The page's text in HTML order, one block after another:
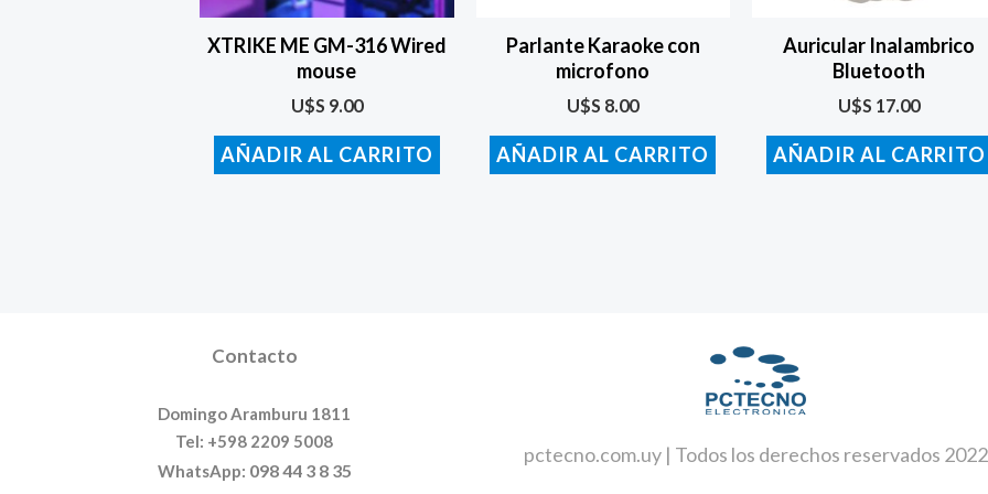
XTRIKE ME GM-316 Wired
mouse
U$S 9.00
AÑADIR AL CARRITO
Parlante Karaoke con
microfono
U$S 8.00
AÑADIR AL CARRITO
Auricular Inalambrico
Bluetooth
U$S 17.00
AÑADIR AL CARRITO
Contacto
Domingo Aramburu 1811
Tel: +598 2209 5008
WhatsApp: 098 44 3 8 35
pctecno.com.uy | Todos los derechos reservados 2022